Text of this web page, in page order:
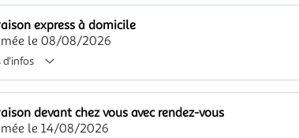
express à domicile
le 08/08/2026
d'infos
devant chez vous avec rendez-vous
le 14/08/2026